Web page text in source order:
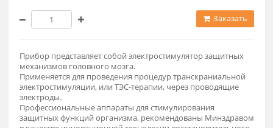
ТРАНСАИР-03 двухпрограммный (394 300 ₽)
394 300 ₽